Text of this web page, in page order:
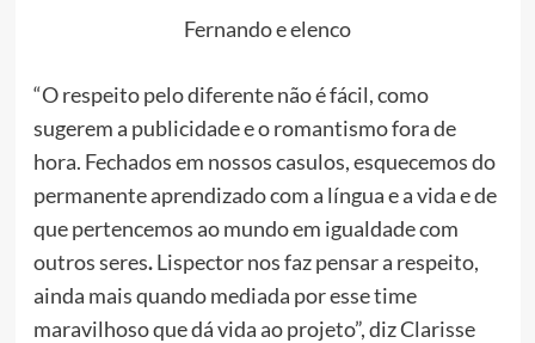
Fernando e elenco
“O respeito pelo diferente não é fácil, como
sugerem a publicidade e o romantismo fora de
hora. Fechados em nossos casulos, esquecemos do
permanente aprendizado com a língua e a vida e de
que pertencemos ao mundo em igualdade com
outros seres.Lispector nos faz pensar a respeito,
ainda mais quando mediada por esse time
maravilhoso que dá vida ao projeto”, diz Clarisse